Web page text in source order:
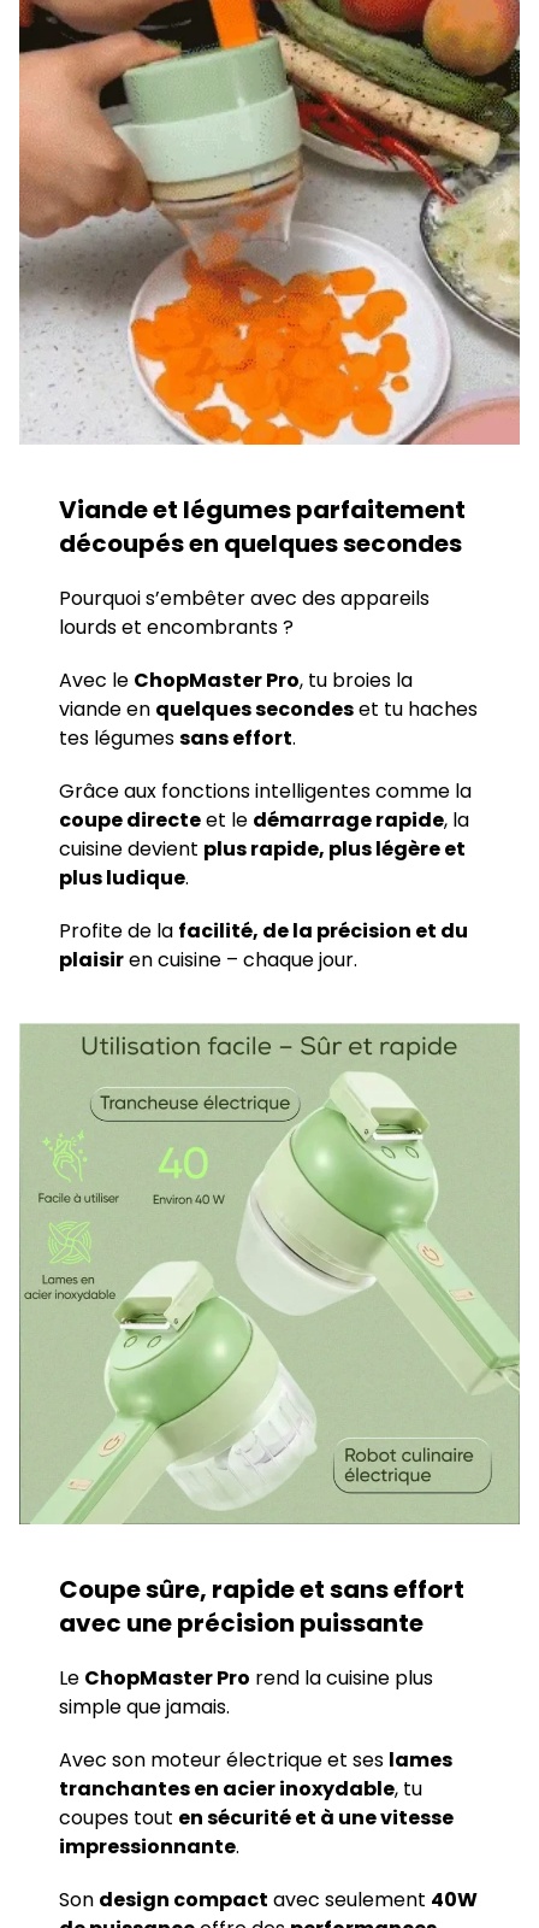
Viande et légumes parfaitement
découpés en quelques secondes
Pourquoi s’embêter avec des appareils
lourds et encombrants ?
Avec le ChopMaster Pro, tu broies la
viande en quelques secondeset tu haches
tes légumessans effort.
Grâce aux fonctions intelligentes comme la
coupe directeet le démarrage rapide, la
cuisine devient plus rapide, plus légère et
plus ludique.
Profite de la facilité, de la précision et du
plaisiren cuisine – chaque jour.
Coupe sûre, rapide et sans effort
avec une précision puissante
Le ChopMaster Pro rend la cuisine plus
simple que jamais.
Avec son moteur électrique et ses lames
tranchantes en acier inoxydable, tu
coupes tout en sécurité et à une vitesse
impressionnante.
Son design compact avec seulement 40W